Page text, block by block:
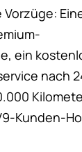
ein
nach
Kunden-